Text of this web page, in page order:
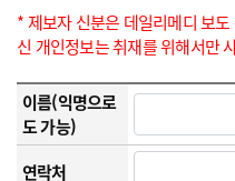
* 제보자 신분은 데일리메디 보
신 개인정보는 취재를 위해서만
이름(익명으로
도 가능)
연락처